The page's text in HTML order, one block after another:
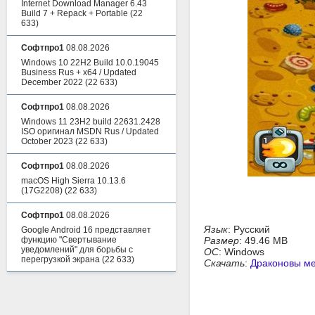
Язык: Русский
Размер: 49.46 MB
ОС: Windows
Скачать: Драконовы
Internet Download Manager 6.43
Build 7 + Repack + Portable (22
633)
Софтпро1 08.08.2026
Windows 10 22H2 Build 10.0.19045
Business Rus + x64 / Updated
December 2022 (22 633)
Софтпро1 08.08.2026
Windows 11 23H2 build 22631.2428
ISO оригинал MSDN Rus / Updated
October 2023 (22 633)
Софтпро1 08.08.2026
macOS High Sierra 10.13.6
(17G2208) (22 633)
Софтпро1 08.08.2026
Google Android 16 представляет
функцию "Свертывание
уведомлений" для борьбы с
перегрузкой экрана (22 633)